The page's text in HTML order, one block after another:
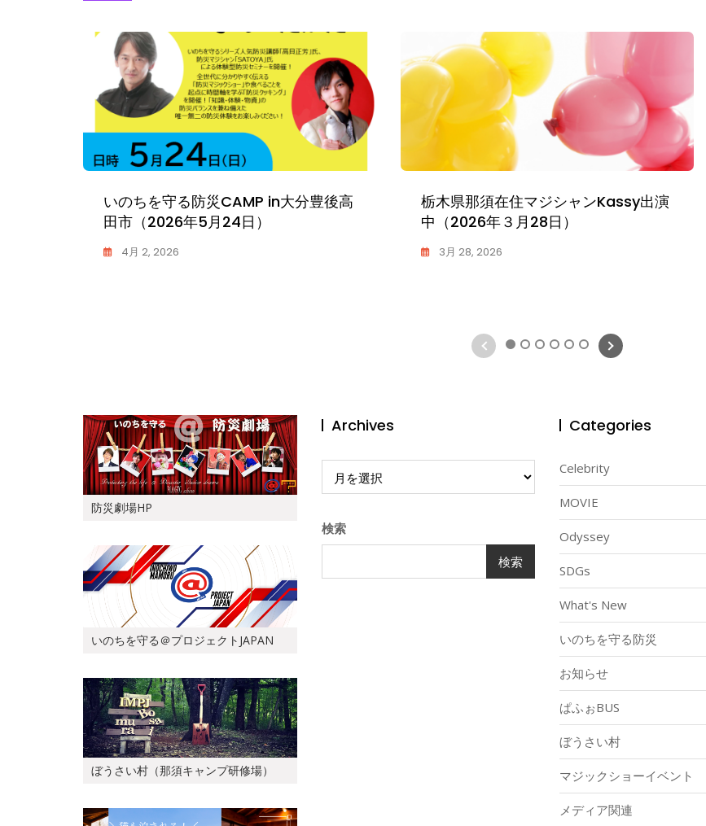
栃木県那須在住マジシャンKassy出演
中（2026年３月28日）
3月 28, 2026
防災メタバースセミナー「DIGIぼうさ
い村の防災CAMP」開催（2026年3月
8日）
S
Y
1 2 3 4 5 6
防災劇場HP
いのちを守る＠プロジェクトJAPAN
ぼうさい村（那須キャンプ研修場）
Archives
Archives
検索
検索
Categories
Celebrity
MOVIE
Odyssey
SDGs
What's New
いのちを守る防災
お知らせ
ぱふぉBUS
ぼうさい村
マジックショーイベント
メディア関連